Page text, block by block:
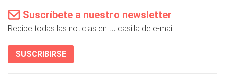
Suscríbete a nuestro newsletter
Recibe todas las noticias en tu casilla de e-mail.
SUSCRIBIRSE